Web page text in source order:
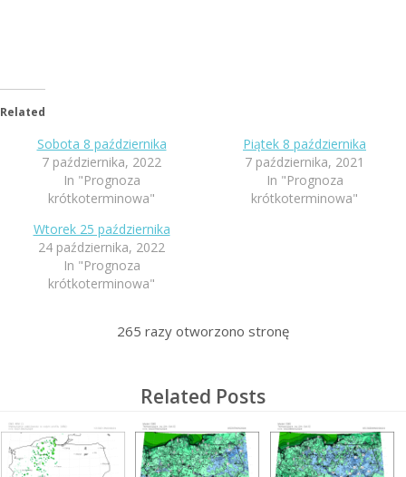
Related
Sobota 8 października
7 października, 2022
In "Prognoza
krótkoterminowa"
Piątek 8 października
7 października, 2021
In "Prognoza
krótkoterminowa"
Wtorek 25 października
24 października, 2022
In "Prognoza
krótkoterminowa"
265 razy otworzono stronę
Related Posts